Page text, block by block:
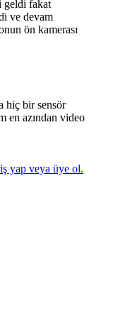
geldi fakat
ve devam
ön kamerası
hiç bir sensör
en azından video
yap veya üye ol.